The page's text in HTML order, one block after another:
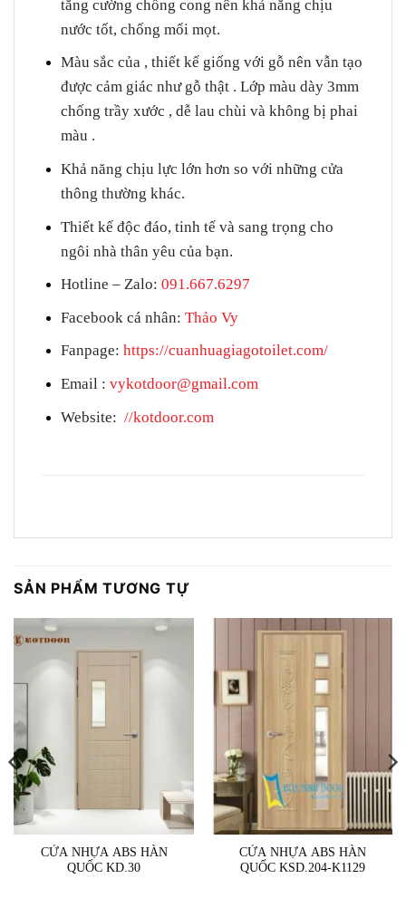
tăng cường chống cong nên khả năng chịu
nước tốt, chống mối mọt.
Màu sắc của , thiết kế giống với gỗ nên vẫn tạo
được cảm giác như gỗ thật . Lớp màu dày 3mm
chống trầy xước , dễ lau chùi và không bị phai
màu .
Khả năng chịu lực lớn hơn so với những cửa
thông thường khác.
Thiết kế độc đáo, tinh tế và sang trọng cho
ngôi nhà thân yêu của bạn.
Hotline – Zalo: 091.667.6297
Facebook cá nhân: Thảo Vy
Fanpage: https://cuanhuagiagotoilet.com/
Email : vykotdoor@gmail.com
Website: //kotdoor.com
SẢN PHẨM TƯƠNG TỰ
CỬA NHỰA ABS HÀN
QUỐC KD.30
CỬA NHỰA ABS HÀN
QUỐC KSD.204-K1129